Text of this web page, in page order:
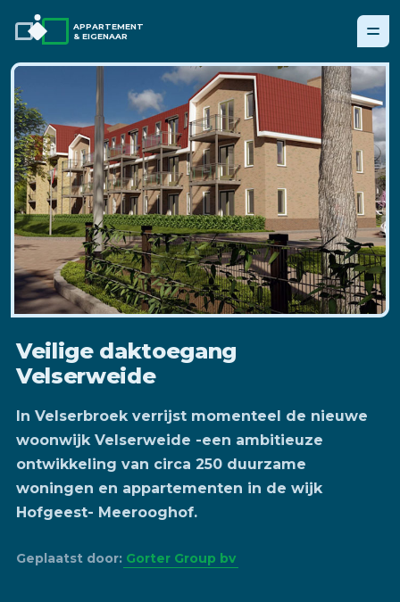
APPARTEMENT
& EIGENAAR
Veilige daktoegang
Velserweide
In Velserbroek verrijst momenteel de nieuwe
woonwijk Velserweide -een ambitieuze
ontwikkeling van circa 250 duurzame
woningen en appartementen in de wijk
Hofgeest- Meerooghof.
Geplaatst door: Gorter Group bv